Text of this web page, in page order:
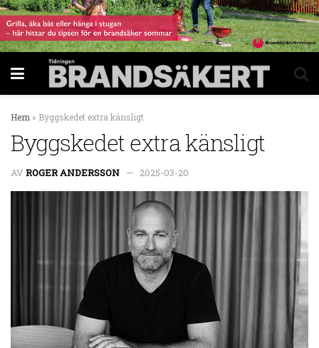
Hem » Byggskedet extra känsligt
Byggskedet extra känsligt
AV ROGER ANDERSSON 2025-03-20